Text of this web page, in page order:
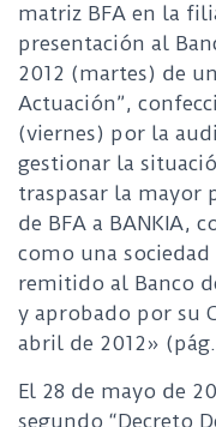
matriz BFA en la
presentación al
2012 (martes) de
Actuación”,
(viernes) por la
gestionar la
traspasar la mayor
de BFA a BANKIA,
como una
remitido al Banco
y aprobado por su
abril de 2012»
El 28 de mayo de
segundo “Decreto